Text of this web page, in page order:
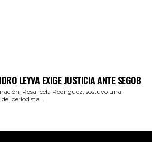
LEYVA EXIGE JUSTICIA ANTE SEGOB
Rosa Icela Rodríguez, sostuvo una
periodista...